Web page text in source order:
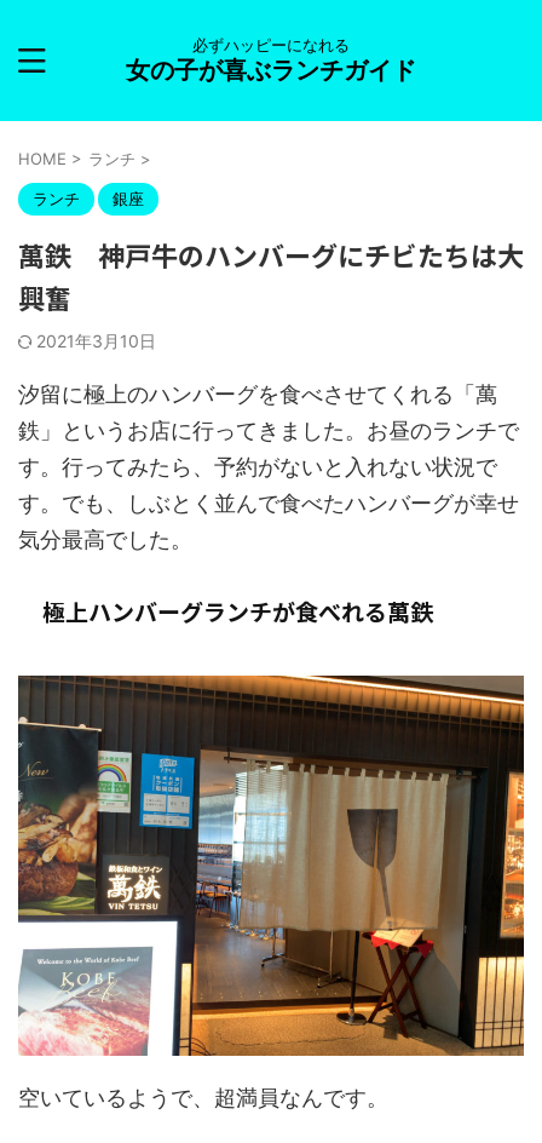
必ずハッピーになれる
女の子が喜ぶランチガイド
HOME > ランチ >
ランチ 銀座
萬鉄 神戸牛のハンバーグにチビたちは大
興奮
2021年3月10日
汐留に極上のハンバーグを食べさせてくれる「萬
鉄」というお店に行ってきました。お昼のランチで
す。行ってみたら、予約がないと入れない状況で
す。でも、しぶとく並んで食べたハンバーグが幸せ
気分最高でした。
極上ハンバーグランチが食べれる萬鉄
空いているようで、超満員なんです。